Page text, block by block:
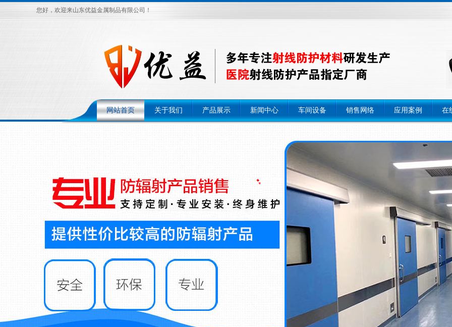
您好，欢迎来山东优益金属制品有限公司！
网站首页 关于我们 产品展示 新闻中心 车间设备 销售网络 应用案例 在